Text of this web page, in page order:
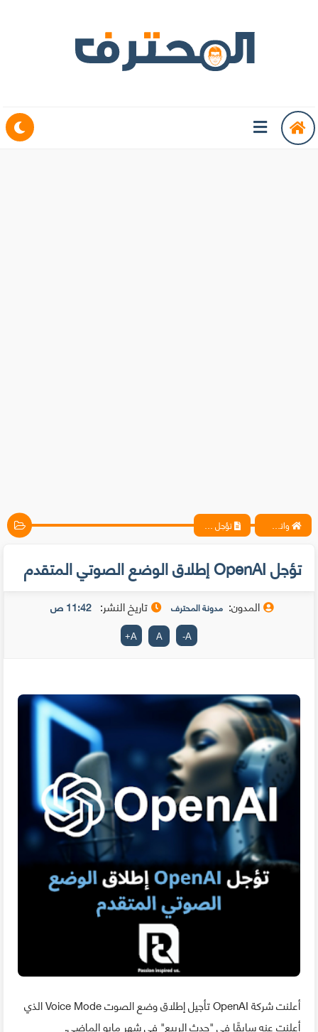
واتس آب ، فيسبوك ، أنترنت ، شروحات تقنية حصرية - المحترف تؤجل OpenAI إطلاق الوضع الصوتي المتقدم
تؤجل OpenAI إطلاق الوضع الصوتي المتقدم
المدون: مدونة المحترف تاريخ النشر: 11:42 ص
A
-
A
A
+
أعلنت شركة OpenAI تأجيل إطلاق وضع الصوت Voice Mode الذي
أعلنت عنه سابقًا في "حدث الربيع" في شهر مايو الماضي.